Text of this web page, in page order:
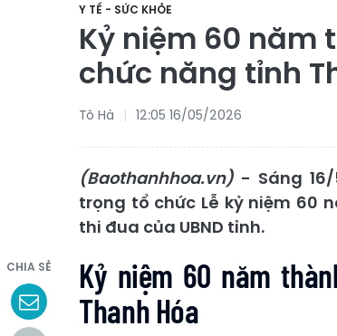
Y TẾ - SỨC KHỎE
Kỷ niệm 60 năm
chức năng tỉnh
Tô Hà 12:05 16/05/2026
(Baothanhhoa.vn) - Sáng
trọng tổ chức Lễ kỷ niệm 60
thi đua của UBND tỉnh.
CHIA SẺ
Kỷ niệm 60 năm
Thanh Hóa